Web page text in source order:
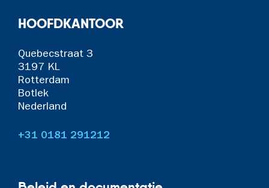
HOOFDKANTOOR
Quebecstraat 3
3197 KL
Rotterdam
Botlek
Nederland
+31 0181 291212